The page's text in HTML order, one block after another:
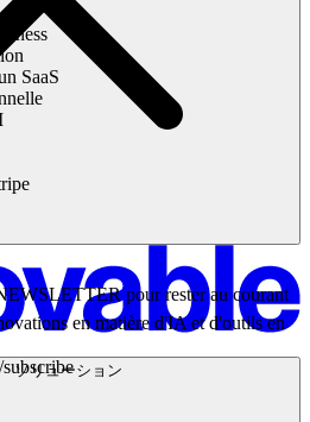
ソリューション
SaaS
pour rester au courant
en matière d'IA et d'outils en